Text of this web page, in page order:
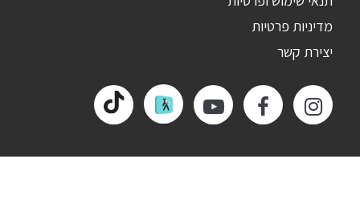
מדיניות פרטיות
יצירת קשר